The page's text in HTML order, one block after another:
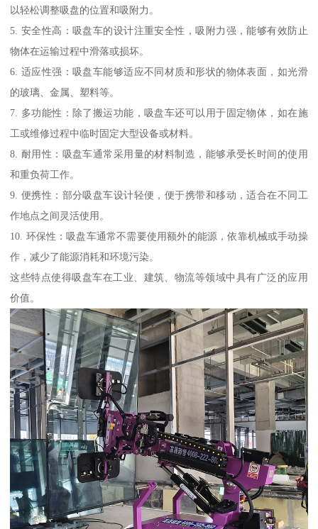
以轻松调整吸盘的位置和吸附力。
5. 安全性高：吸盘车的设计注重安全性，吸附力强，能够有效防止
物体在运输过程中滑落或损坏。
6. 适应性强：吸盘车能够适应不同材质和形状的物体表面，如光滑
的玻璃、金属、塑料等。
7. 多功能性：除了搬运功能，吸盘车还可以用于固定物体，如在施
工或维修过程中临时固定大型设备或材料。
8. 耐用性：吸盘车通常采用量的材料制造，能够承受长时间的使用
和重负荷工作。
9. 便携性：部分吸盘车设计轻便，便于携带和移动，适合在不同工
作地点之间灵活使用。
10. 环保性：吸盘车通常不需要使用额外的能源，依靠机械或手动操
作，减少了能源消耗和环境污染。
这些特点使得吸盘车在工业、建筑、物流等领域中具有广泛的应用
价值。